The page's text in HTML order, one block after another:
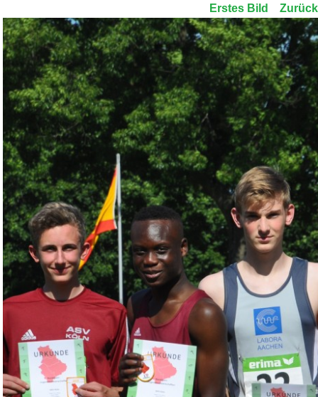
Erstes Bild Zurück